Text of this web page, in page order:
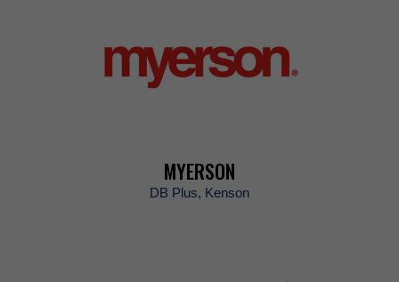
MYERSON
DBPlus,Kenson